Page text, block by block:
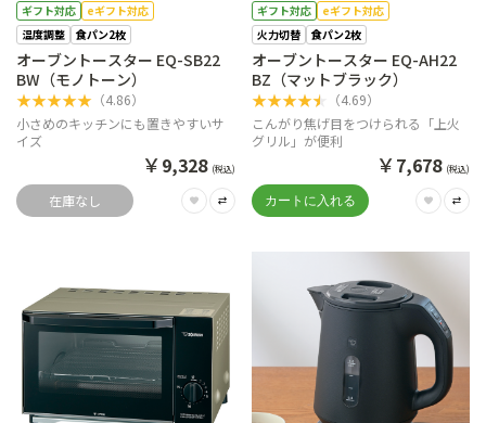
ギフト対応
eギフト対応
温度調整
食パン2枚
オーブントースター EQ-SB22
BW（モノトーン）
★★★★★ （4.86）
小さめのキッチンにも置きやすいサ
イズ
￥9,328 (税込)
在庫なし
ギフト対応
eギフト対応
火力切替
食パン2枚
オーブントースター EQ-AH22
BZ（マットブラック）
★★★★★ （4.69）
こんがり焦げ目をつけられる「上火
グリル」が便利
￥7,678 (税込)